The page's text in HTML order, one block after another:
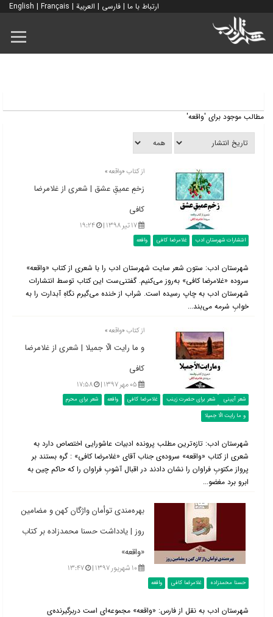
ارتباط با ما | فارسی | العربية |
English | Français
مطالب موجود برای 'واقعه'
از کتاب «واقعه»
زخمِ عمیقِ‌ عشق | شعری از غلامرضا
کافی
۱۷ تیر ۱۳۹۸ | ۱۹:۲۴
انتشارات شهرستان ادب غلامرضا کافی واقعه
شهرستان ادب: ستون شعر سایت شهرستان ادب را با شعری از کتاب «واقعه»
سروده «غلامرضا کافی» به‌روز می‌کنیم. گفتنی‌ست این کتاب توسط انتشارات
شهرستان ادب به چاپ رسیده است. شراب از خنده می‌گیرم نگاهِ آبدارت را به
خوابِ سُرمه می‌بند...
از کتاب «واقعه»
و ما رایت الّا جمیلا | شعری از غلامرضا
کافی
۰۵ مهر ۱۳۹۷ | ۱۷:۵۸
شعر آیینی شعر برای حضرت زینب غلامرضا کافی واقعه
شعر برای محرم
و ما رایت الّا جمیلا
شهرستان ادب: تازه‌ترین مطلب پرونده ادبیات عاشورایی اختصاص دارد به
شعری از کتاب «واقعه» سروده‌ی جناب آقای «غلامرضا کافی» : گره بستند بر
پرواز مکتوبِ فراوان را نشان دادند در اقبال آشوبِ فراوان را که حاکم چین به
ابرو برد مغضو...
بهره‌مندی توأمان واژگان کهن و مضامین
روز | یادداشت حسنا محمدزاده بر کتاب
«واقعه»
۱۰ شهریور ۱۳۹۷ | ۱۳:۴۷
حسنا محمدزاده غلامرضا کافی واقعه
شهرستان ادب به نقل از فارس: «واقعه» مجموعه‌ای است دربرگیرنده‌ی